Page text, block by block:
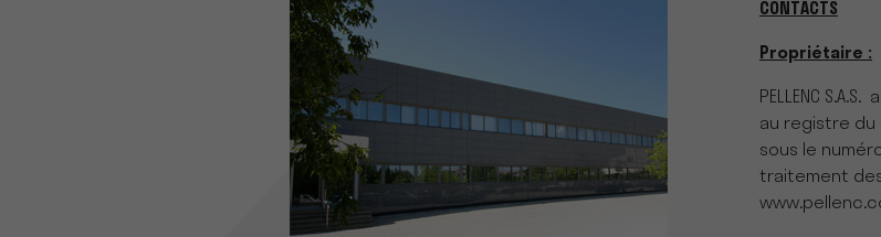
CONTACTS
Propriétaire :
PELLENC
au registre du
sous le
traitement